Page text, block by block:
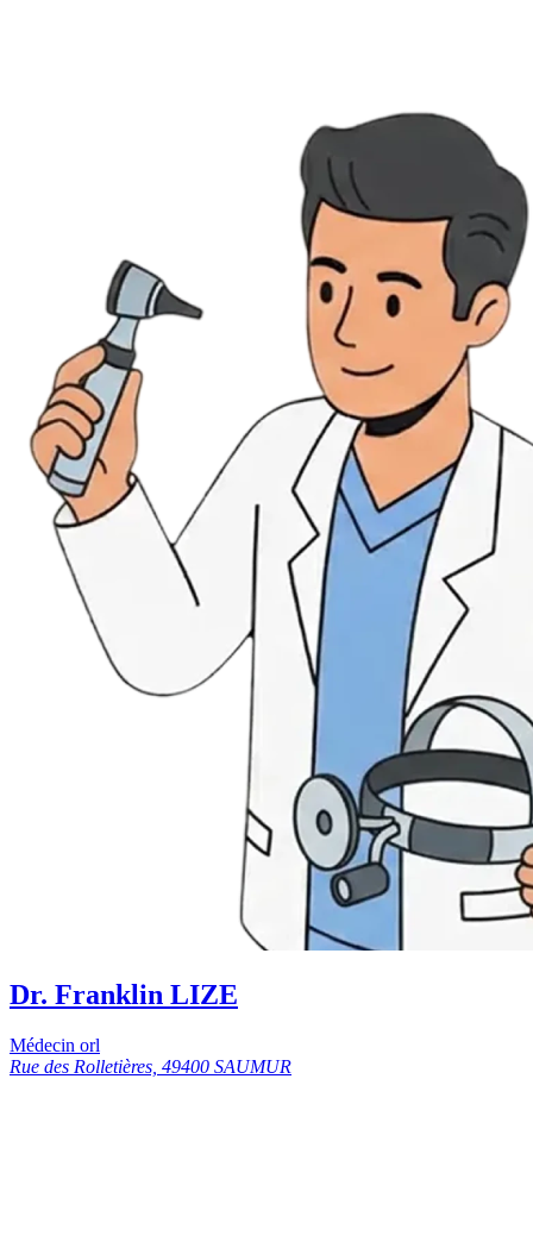
Dr. Franklin LIZE
Médecin orl
Rue des Rolletières, 49400 SAUMUR